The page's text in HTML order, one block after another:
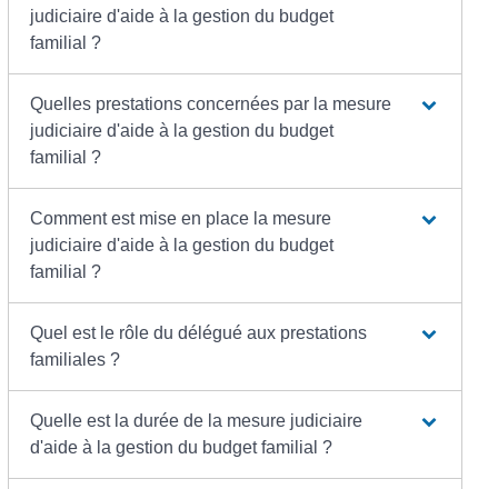
judiciaire d'aide à la gestion du budget
familial ?
Quelles prestations concernées par la mesure
judiciaire d'aide à la gestion du budget
familial ?
Comment est mise en place la mesure
judiciaire d'aide à la gestion du budget
familial ?
Quel est le rôle du délégué aux prestations
familiales ?
Quelle est la durée de la mesure judiciaire
d'aide à la gestion du budget familial ?